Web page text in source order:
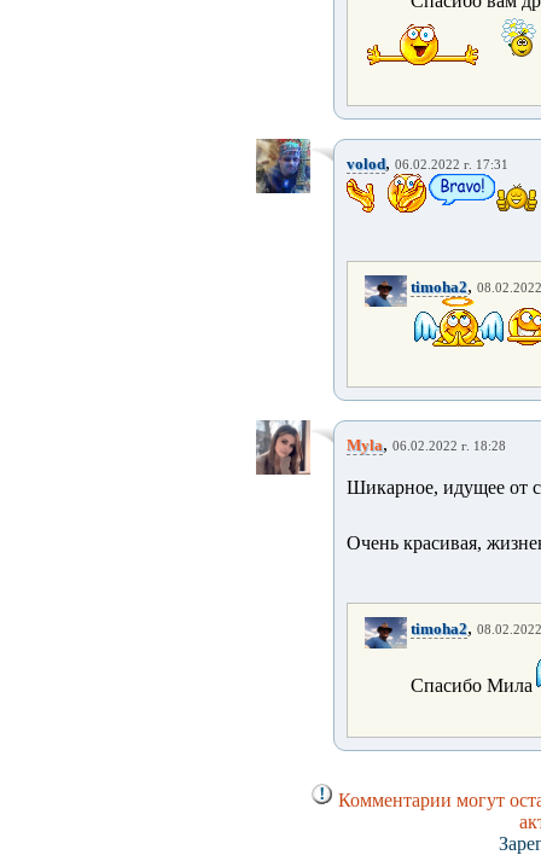
volod, 06.02.2022 г. 17:31
timoha2,
Myla, 06.02.2022 г. 18:28
Шикарное, идущее от
Очень красивая,
timoha2,
Спасибо Мила
Комментарии могут